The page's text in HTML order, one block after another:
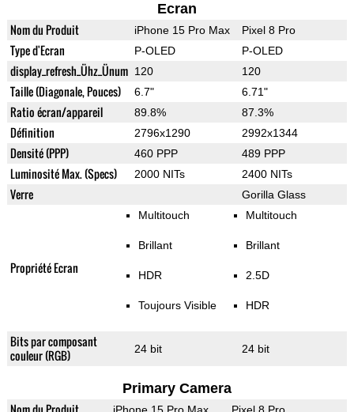
Ecran
Nom du Produit iPhone 15 Pro Max Pixel 8 Pro
Type d'Ecran P-OLED P-OLED
display_refresh_Ühz_Ünum 120 120
Taille (Diagonale, Pouces) 6.7" 6.71"
Ratio écran/appareil 89.8% 87.3%
Définition 2796x1290 2992x1344
Densité (PPP) 460 PPP 489 PPP
Luminosité Max. (Specs) 2000 NITs 2400 NITs
Verre Gorilla Glass
Propriété Ecran
Multitouch
Brillant
HDR
Toujours Visible
Multitouch
Brillant
2.5D
HDR
Bits par composant
couleur (RGB)
24 bit 24 bit
Primary Camera